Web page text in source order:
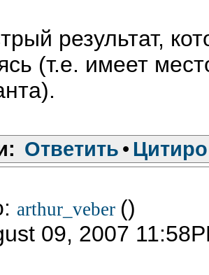
результат,
(т.е. имеет
Ответить •
arthur_veber ()
09, 2007